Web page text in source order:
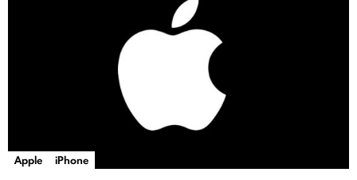
Apple iPhone